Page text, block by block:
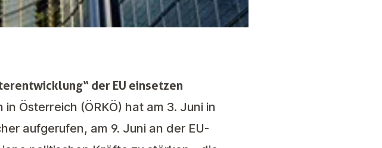
der EU einsetzen
Österreich (ÖRKÖ) hat am 3. Juni in
aufgerufen, am 9. Juni an der EU-